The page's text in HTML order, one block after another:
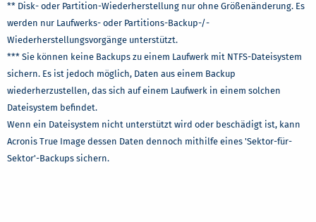
** Disk- oder Partition-Wiederherstellung nur ohne Größenänderung. Es
werden nur Laufwerks- oder Partitions-Backup-/-
Wiederherstellungsvorgänge unterstützt.
*** Sie können keine Backups zu einem Laufwerk mit NTFS-Dateisystem
sichern. Es ist jedoch möglich, Daten aus einem Backup
wiederherzustellen, das sich auf einem Laufwerk in einem solchen
Dateisystem befindet.
Wenn ein Dateisystem nicht unterstützt wird oder beschädigt ist, kann
Acronis True Image dessen Daten dennoch mithilfe eines 'Sektor-für-
Sektor'-Backups sichern.